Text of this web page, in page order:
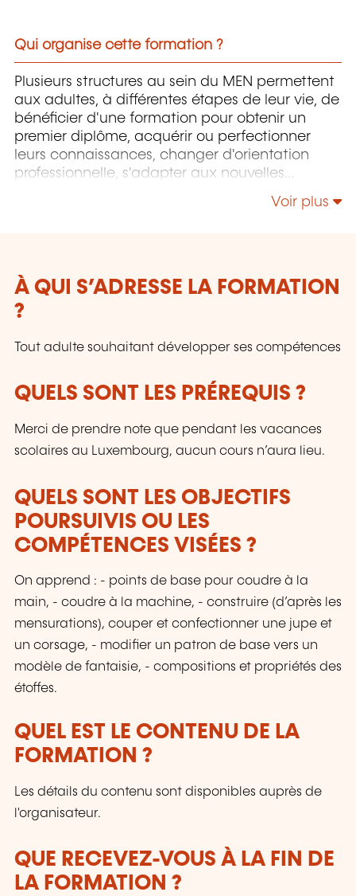
Qui organise cette formation ?
Plusieurs structures au sein du MEN permettent
aux adultes, à différentes étapes de leur vie, de
bénéficier d'une formation pour obtenir un
premier diplôme, acquérir ou perfectionner
leurs connaissances, changer d'orientation
professionnelle, s'adapter aux nouvelles
technologies, enrichir leur culture personnelle...
Voir plus
À QUI S’ADRESSE LA FORMATION
?
Tout adulte souhaitant développer ses compétences
QUELS SONT LES PRÉREQUIS ?
Merci de prendre note que pendant les vacances
scolaires au Luxembourg, aucun cours n’aura lieu.
QUELS SONT LES OBJECTIFS
POURSUIVIS OU LES
COMPÉTENCES VISÉES ?
On apprend : - points de base pour coudre à la
main, - coudre à la machine, - construire (d’après les
mensurations), couper et confectionner une jupe et
un corsage, - modifier un patron de base vers un
modèle de fantaisie, - compositions et propriétés des
étoffes.
QUEL EST LE CONTENU DE LA
FORMATION ?
Les détails du contenu sont disponibles auprès de
l'organisateur.
QUE RECEVEZ-VOUS À LA FIN DE
LA FORMATION ?